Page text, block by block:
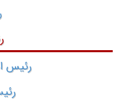
رئیس